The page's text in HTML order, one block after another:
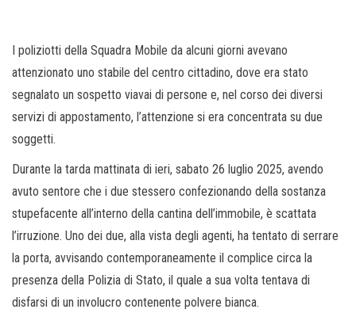
I poliziotti della Squadra Mobile da alcuni giorni avevano
attenzionato uno stabile del centro cittadino, dove era stato
segnalato un sospetto viavai di persone e, nel corso dei diversi
servizi di appostamento, l’attenzione si era concentrata su due
soggetti.
Durante la tarda mattinata di ieri, sabato 26 luglio 2025, avendo
avuto sentore che i due stessero confezionando della sostanza
stupefacente all’interno della cantina dell’immobile, è scattata
l’irruzione. Uno dei due, alla vista degli agenti, ha tentato di serrare
la porta, avvisando contemporaneamente il complice circa la
presenza della Polizia di Stato, il quale a sua volta tentava di
disfarsi di un involucro contenente polvere bianca.